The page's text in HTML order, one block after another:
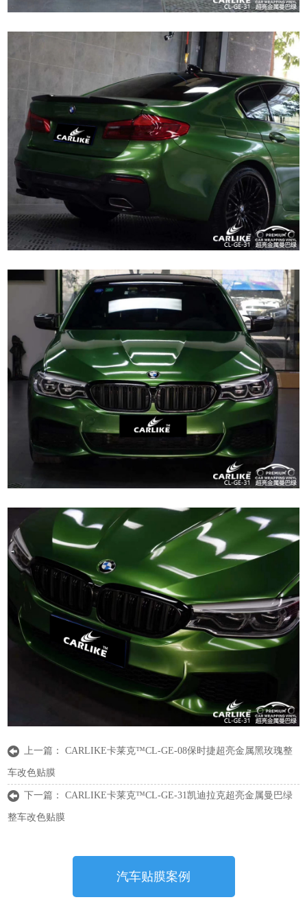
上一篇：CARLIKE卡莱克™CL-GE-08保时捷超亮金属黑玫瑰整
车改色贴膜
下一篇：CARLIKE卡莱克™CL-GE-31凯迪拉克超亮金属曼巴绿
整车改色贴膜
汽车贴膜案例